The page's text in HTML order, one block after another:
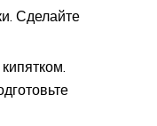
Сделайте